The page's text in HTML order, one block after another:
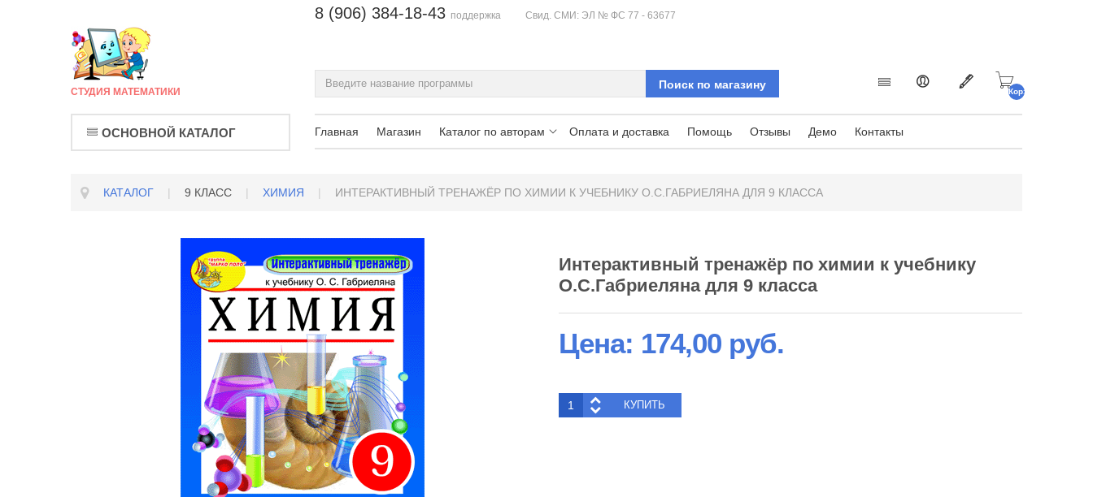
СТУДИЯ МАТЕМАТИКИ
8 (906) 384-18-43 поддержка Свид. СМИ: ЭЛ № ФС 77 - 63677
Корзина
ОСНОВНОЙ КАТАЛОГ Главная Магазин Каталог по авторам Оплата и доставка Помощь Отзывы Демо Контакты
КАТАЛОГ | 9 КЛАСС | ХИМИЯ | ИНТЕРАКТИВНЫЙ ТРЕНАЖЁР ПО ХИМИИ К УЧЕБНИКУ О.С.ГАБРИЕЛЯНА ДЛЯ 9 КЛАССА
Интерактивный тренажёр по химии к учебнику
О.С.Габриеляна для 9 класса
Цена: 174,00 руб.